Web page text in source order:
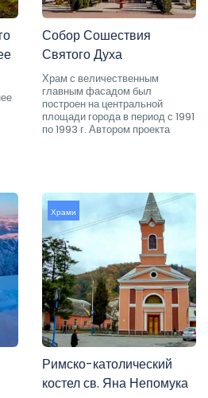
Собор Сошествия
Святого Духа
Храм с величественным
главным фасадом был
построен на центральной
площади города в период с 1991
по 1993 г. Автором проекта
Храми
Римско-католический
костел св. Яна Непомука